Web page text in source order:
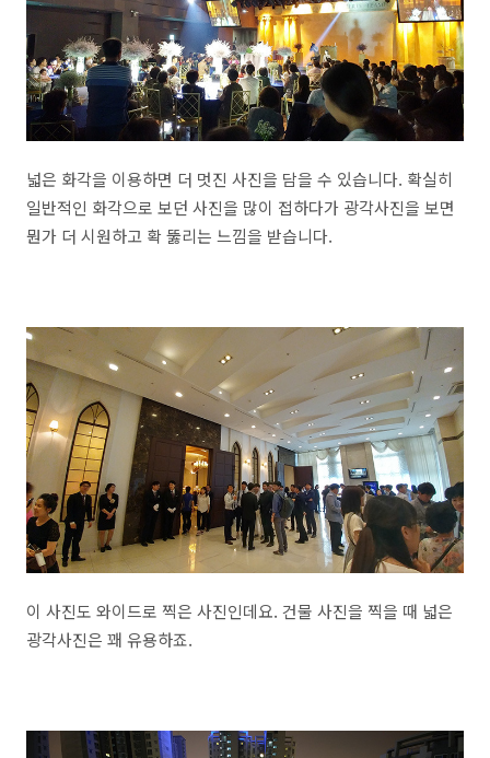
넓은 화각을 이용하면 더 멋진 사진을 담을 수 있습니다. 확실히
일반적인 화각으로 보던 사진을 많이 접하다가 광각사진을 보면
뭔가 더 시원하고 확 뚫리는 느낌을 받습니다.
이 사진도 와이드로 찍은 사진인데요. 건물 사진을 찍을 때 넓은
광각사진은 꽤 유용하죠.